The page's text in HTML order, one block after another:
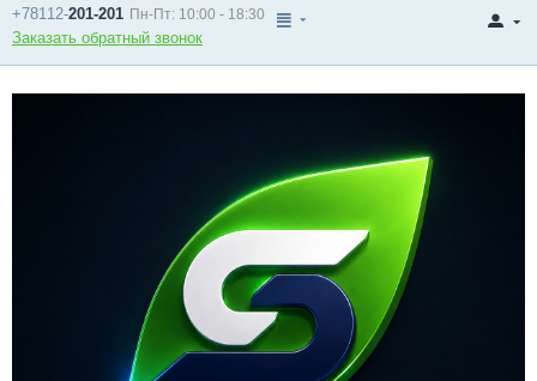
+78112-201-201 Пн-Пт: 10:00 - 18:30
Заказать обратный звонок